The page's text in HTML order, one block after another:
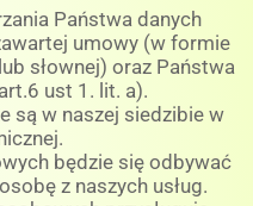
Państwa danych
umowy (w formie
słownej) oraz Państwa
ust 1. lit. a).
są w naszej siedzibie w
będzie się odbywać
z naszych usług.